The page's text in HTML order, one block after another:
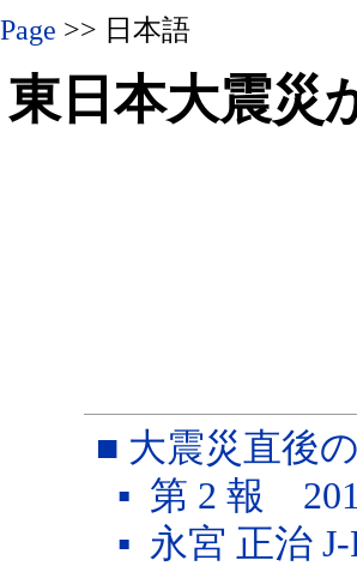
>> 日本語
東日本大震災
■ 大震災直後
▪ 第 2 報
▪ 永宮 正治